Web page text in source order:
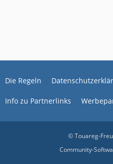
Die Regeln
Info zu Partnerlinks
© Touareg-
Community-